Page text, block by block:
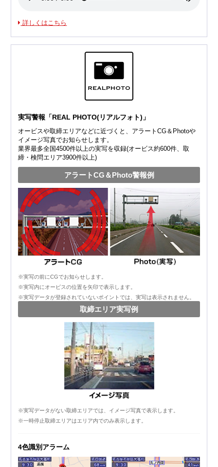
詳しくはこちら
実写警報「REAL PHOTO(リアルフォト)」
オービスや取締エリアなどに近づくと、アラートCG＆Photoや
イメージ写真でお知らせします。
業界最多全国4500件以上の実写を収録(オービス約600件、取
締・検問エリア3900件以上)
アラートCG＆Photo警報例
※実写の前にCGでお知らせします。
※実写内にオービスの位置を矢印で表示します。
※実写データが登録されていないポイントでは、実写は表示されません。
取締エリア実写例
※実写データがない取締エリアでは、イメージ写真で表示します。
※一時停止取締エリアはエリア内でのみ表示します。
4色識別アラーム